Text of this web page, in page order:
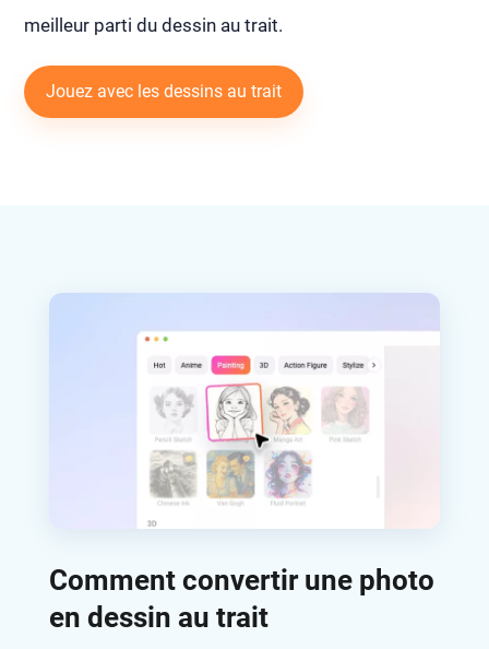
meilleur parti du dessin au trait.
Jouez avec les dessins au trait
Comment convertir une photo
en dessin au trait